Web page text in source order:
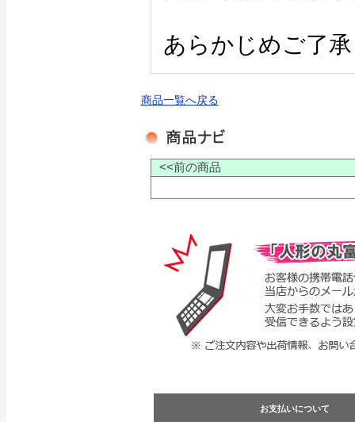
あらかじめご了
商品一覧へ戻る
<<前の商品
お支払いについて